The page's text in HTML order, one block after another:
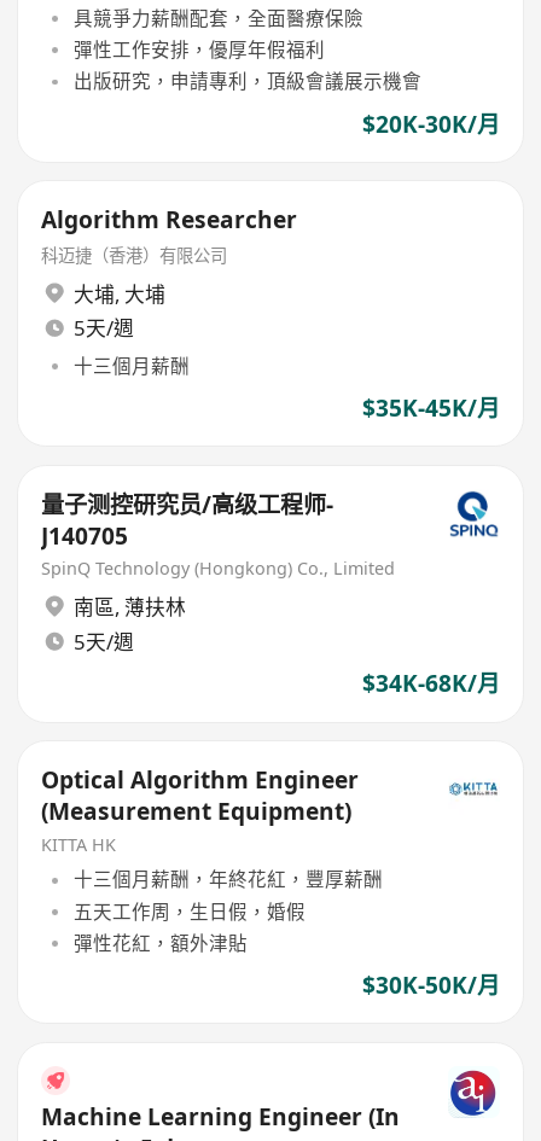
具競爭力薪酬配套，全面醫療保險
彈性工作安排，優厚年假福利
出版研究，申請專利，頂級會議展示機會
$20K-30K/月
Algorithm Researcher
科迈捷（香港）有限公司
大埔, 大埔
5天/週
十三個月薪酬
$35K-45K/月
量子测控研究员/高级工程师-
J140705
SpinQ Technology (Hongkong) Co., Limited
南區, 薄扶林
5天/週
$34K-68K/月
Optical Algorithm Engineer
(Measurement Equipment)
KITTA HK
十三個月薪酬，年終花紅，豐厚薪酬
五天工作周，生日假，婚假
彈性花紅，額外津貼
$30K-50K/月
Machine Learning Engineer (In